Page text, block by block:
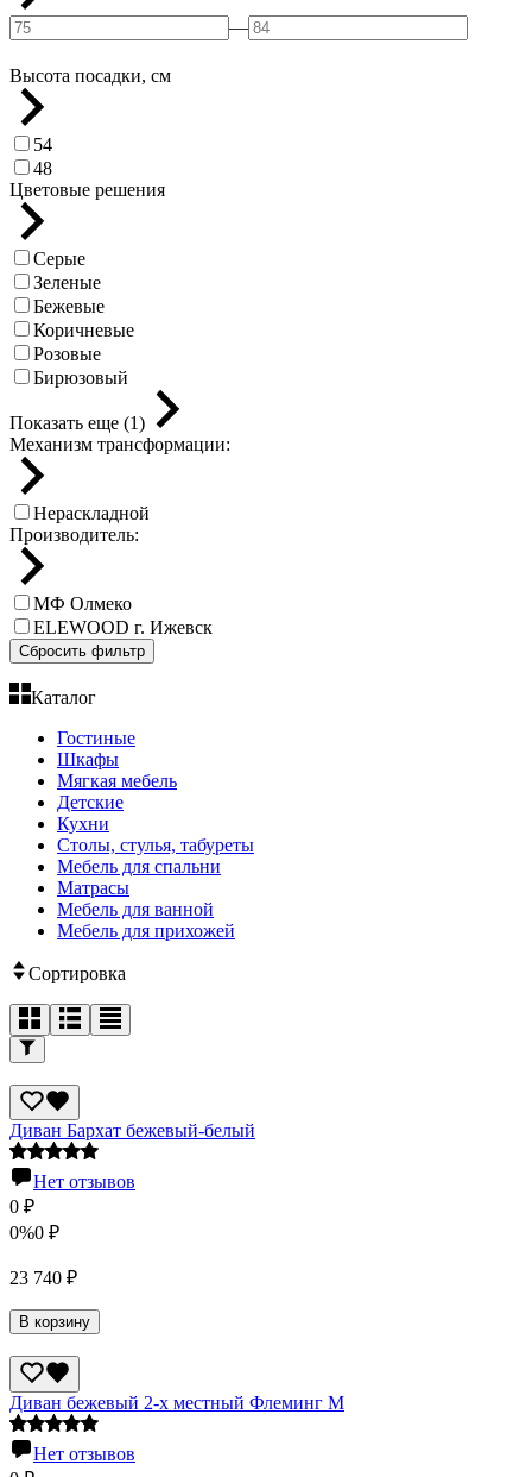
—
Высота посадки, см
54
48
Цветовые решения
Серые
Зеленые
Бежевые
Коричневые
Розовые
Бирюзовый
Показать еще (1)
Механизм трансформации:
Нераскладной
Производитель:
МФ Олмеко
ELEWOOD г. Ижевск
Сбросить фильтр
Каталог
Гостиные
Шкафы
Мягкая мебель
Детские
Кухни
Столы, стулья, табуреты
Мебель для спальни
Матрасы
Мебель для ванной
Мебель для прихожей
Сортировка
Диван Бархат бежевый-белый
Нет отзывов
0 ₽
0%0 ₽
23 740 ₽
В корзину
Диван бежевый 2-х местный Флеминг М
Нет отзывов